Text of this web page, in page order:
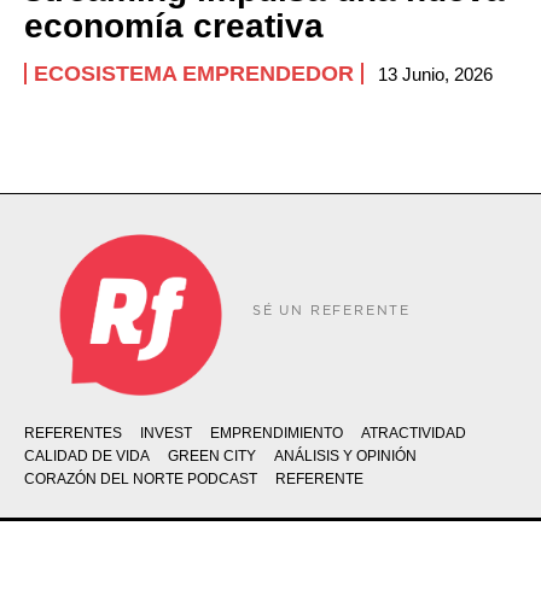
economía creativa
ECOSISTEMA EMPRENDEDOR 13 Junio, 2026
SÉ UN REFERENTE
REFERENTES INVEST EMPRENDIMIENTO
ATRACTIVIDAD
CALIDAD DE VIDA
GREEN CITY
ANÁLISIS Y OPINIÓN
CORAZÓN DEL NORTE PODCAST
REFERENTE